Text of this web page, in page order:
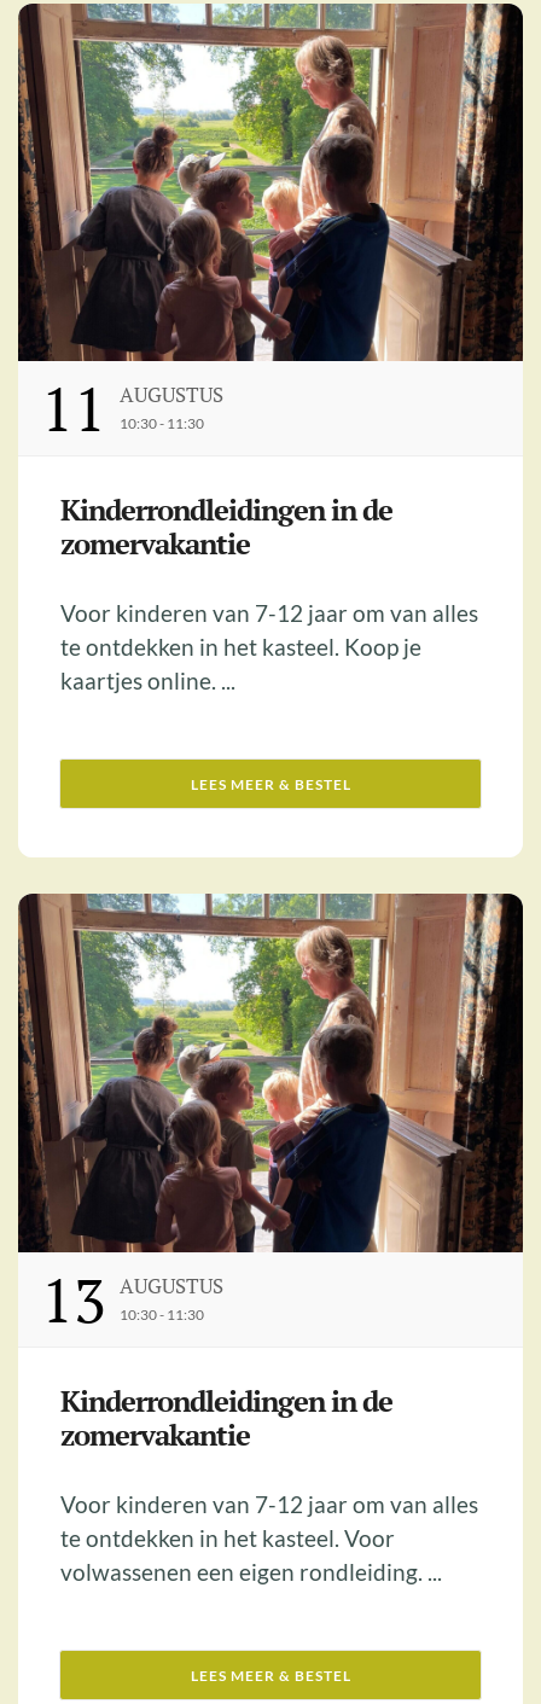
11 AUGUSTUS
10:30 - 11:30
Kinderrondleidingen in de
zomervakantie
Voor kinderen van 7-12 jaar om van alles
te ontdekken in het kasteel. Koop je
kaartjes online. ...
LEES MEER & BESTEL
13 AUGUSTUS
10:30 - 11:30
Kinderrondleidingen in de
zomervakantie
Voor kinderen van 7-12 jaar om van alles
te ontdekken in het kasteel. Voor
volwassenen een eigen rondleiding. ...
LEES MEER & BESTEL